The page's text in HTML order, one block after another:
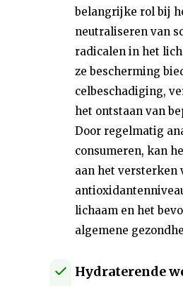
belangrijke rol bij
neutraliseren van
radicalen in het
ze bescherming
celbeschadiging,
het ontstaan van
Door regelmatig
consumeren, kan
aan het versterken
lichaam en het
algemene
Hydraterende